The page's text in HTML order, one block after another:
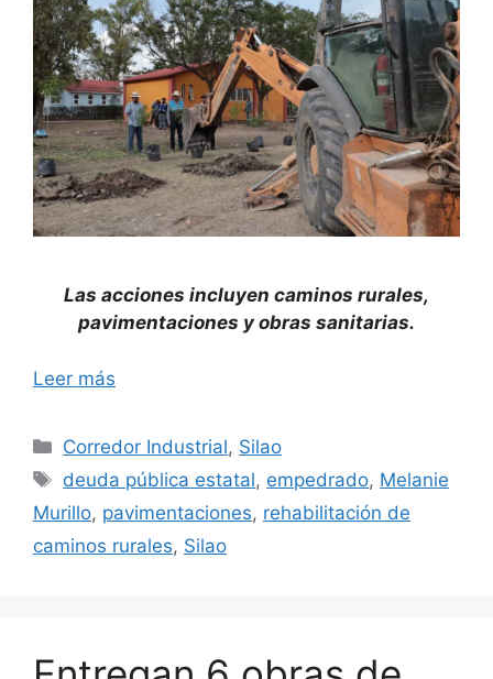
Las acciones incluyen caminos rurales,
pavimentaciones y obras sanitarias.
Leer más
Categorías
Corredor Industrial, Silao
Etiquetas
deuda pública estatal, empedrado, Melanie
Murillo, pavimentaciones, rehabilitación de
caminos rurales, Silao